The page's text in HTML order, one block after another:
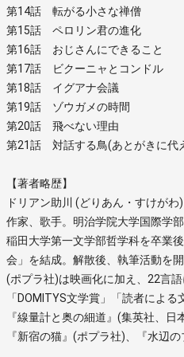
第14話 転がる小さな禅僧
第15話 ペロリン君の進化
第16話 おじさんにできること
第17話 ビクーニャとコンドル
第18話 イグアナ会議
第19話 ゾウガメの時間
第20話 飛べない理由
第21話 対話する鳥(あとがきに代
【著者略歴】
ドリアン助川 (どりあん・すけがわ)
作家、歌手。明治学院大学国際学
稲田大学第一文学部哲学科を卒業
会」を結成。解散後、執筆活動を
(ポプラ社)は映画化に加え、22言
「DOMITYS文学賞」「読者による
『線量計と奥の細道』(集英社、日
『新宿の猫』(ポプラ社)、『水辺